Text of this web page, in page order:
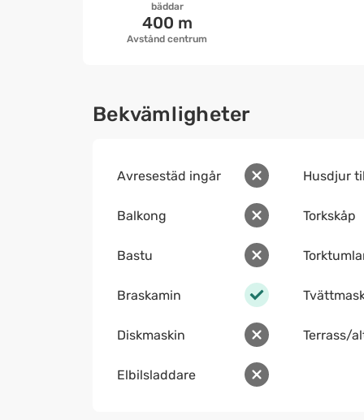
bäddar
Avstånd centrum
400 m
Bekvämligheter
Avresestäd ingår
Balkong
Bastu
Braskamin
Diskmaskin
Elbilsladdare
Husdjur
Torkskåp
Terrass/